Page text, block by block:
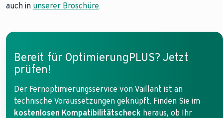
auch in unserer Broschüre.
Bereit für OptimierungPLUS? Jetzt
prüfen!
Der Fernoptimierungsservice von Vaillant ist an
technische Voraussetzungen geknüpft. Finden Sie im
kostenlosen Kompatibilitätscheck heraus, ob Ihr